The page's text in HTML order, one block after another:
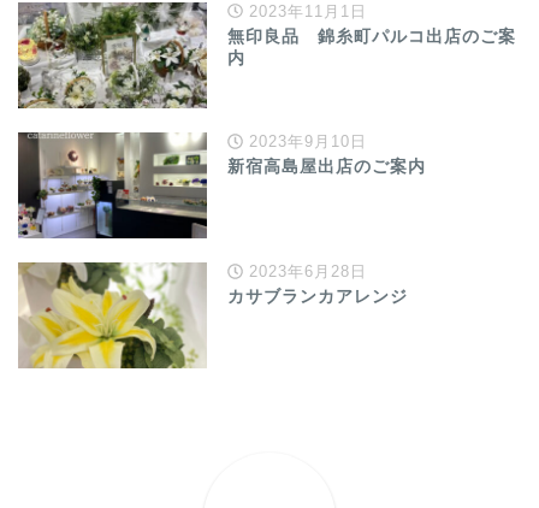
2023年11月1日
無印良品 錦糸町パルコ出店のご案
内
2023年9月10日
新宿高島屋出店のご案内
2023年6月28日
カサブランカアレンジ